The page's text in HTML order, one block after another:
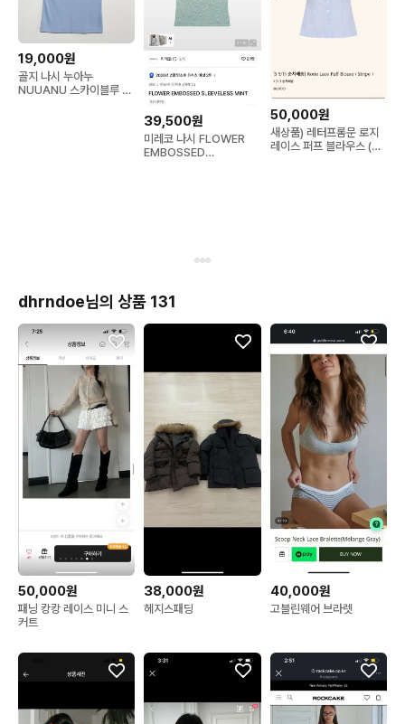
19,000원
골지 나시 누아누
NUUANU 스카이블루 골
39,500원
미레코 나시 FLOWER
EMBOSSED
50,000원
새상품) 레터프롬문 로지
레이스 퍼프 블라우스 (스
dhrndoe님의 상품 131
50,000원
패닝 캉캉 레이스 미니 스
커트
38,000원
헤지스패딩
40,000원
고블린웨어 브라렛